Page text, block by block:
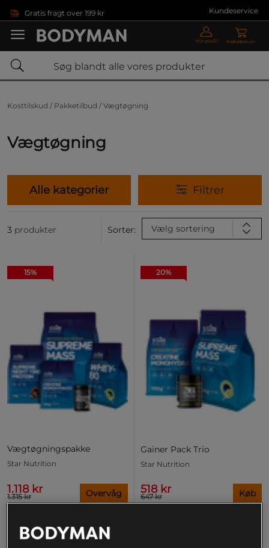
Gratis fragt over 199 kr Kundeservice
Min profil Indkøbskurv
Kosttilskud / Pakketilbud / Vægtøgning
Vægtøgning
Alle kategorier Filtrer
3 produkter Sorter: Vælg sortering
15%
Vægtøgningspakke
Star Nutrition
1.118 kr
1.315 kr Overvåg
20%
Gainer Pack Trio
Star Nutrition
518 kr
647 kr Køb